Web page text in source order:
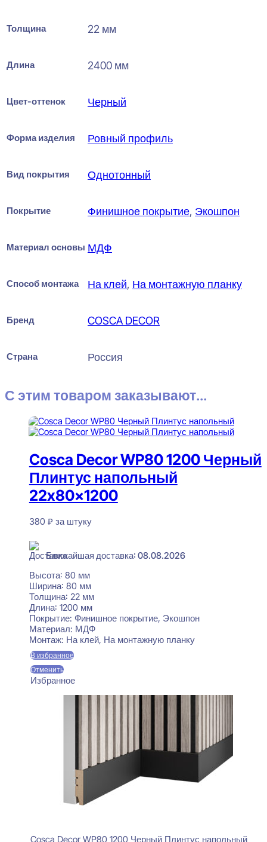
Толщина 22 мм
Длина 2400 мм
Цвет-оттенок Черный
Форма изделия Ровный профиль
Вид покрытия Однотонный
Покрытие Финишное покрытие, Экошпон
Материал основы МДФ
Способ монтажа На клей, На монтажную планку
Бренд COSCA DECOR
Страна Россия
С этим товаром заказывают...
Cosca Decor WP80 1200 Черный
Плинтус напольный
22x80x1200
380 ₽ за штуку
Ближайшая доставка: 08.08.2026
Высота: 80 мм
Ширина: 80 мм
Толщина: 22 мм
Длина: 1200 мм
Покрытие: Финишное покрытие, Экошпон
Материал: МДФ
Монтаж: На клей, На монтажную планку
В избранное
Отменить
Избранное
Cosca Decor WP80 1200 Черный Плинтус напольный